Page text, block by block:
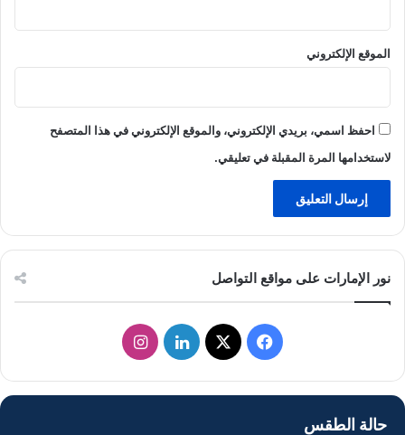
الموقع الإلكتروني
احفظ اسمي، بريدي الإلكتروني، والموقع الإلكتروني في هذا المتصفح
لاستخدامها المرة المقبلة في تعليقي.
نور الإمارات على مواقع التواصل
ي
X
ي
ن
حالة الطقس